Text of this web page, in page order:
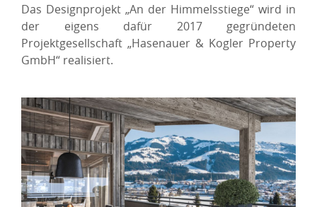
Das Designprojekt „An der Himmelsstiege“ wird in
der eigens dafür 2017 gegründeten
Projektgesellschaft „Hasenauer & Kogler Property
GmbH“ realisiert.